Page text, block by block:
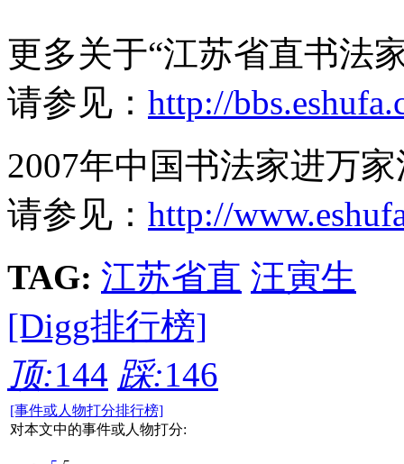
更多关于“江苏省直书法
请参见： http://
2007年中国书法家进万
请参见： http://
TAG: 江苏省直 汪寅生
[Digg排行榜]
顶:144 踩:146
[事件或人物打分排行榜]
对本文中的事件或人物打分: